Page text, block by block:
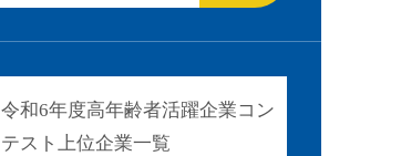
令和6年度高年齢者活躍企業コン
テスト上位企業一覧